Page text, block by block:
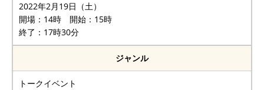
2022年2月19日（土）
開場：14時 開始：15時
終了：17時30分
ジャンル
トークイベント